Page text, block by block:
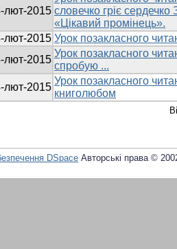
лют-2015 словечко гріє
«Цікавий промінець».
лют-2015 Урок позакласного
лют-2015
Урок позакласного
спробую ...
лют-2015
Урок позакласного
книголюбом
DSpace Авторські права ©